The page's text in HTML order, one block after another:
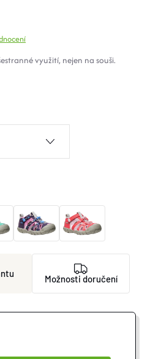
využití, nejen na souši.
Možnosti doručení